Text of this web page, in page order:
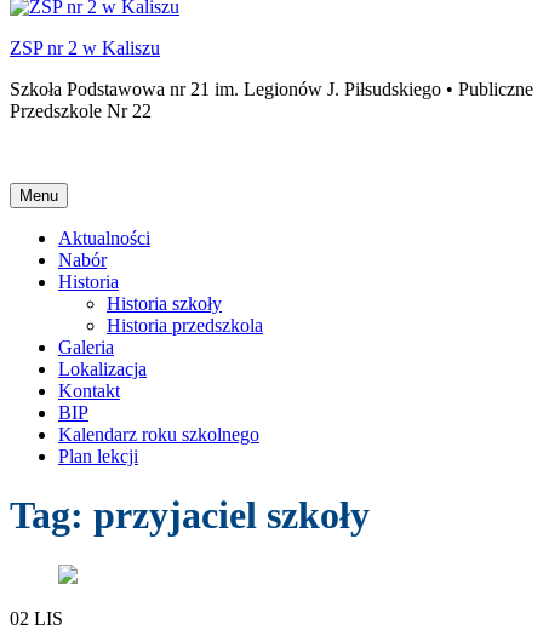
ZSP nr 2 w Kaliszu
Szkoła Podstawowa nr 21 im. Legionów J. Piłsudskiego • Publiczne
Przedszkole Nr 22
Menu Przejdź
do
treści
Aktualności
Nabór
Historia
Historia szkoły
Historia przedszkola
Galeria
Lokalizacja
Kontakt
BIP
Kalendarz roku szkolnego
Plan lekcji
Tag: przyjaciel szkoły
02 LIS